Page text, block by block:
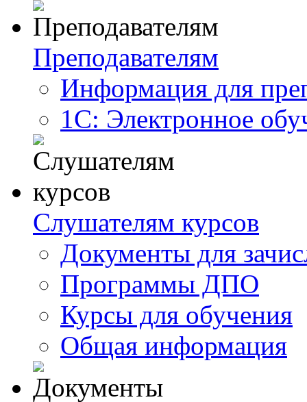
Преподавателям
Информация для
1С: Электронное
Слушателям курсов
Документы для
Программы ДПО
Курсы для обучения
Общая информация